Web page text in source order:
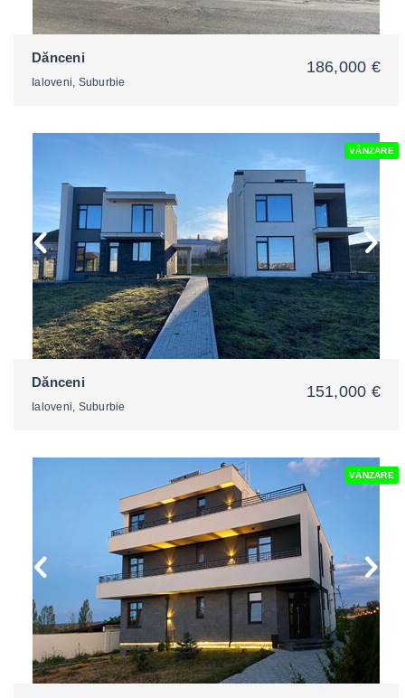
2
Dănceni
Ialoveni, Suburbie
186,000 €
VÂNZARE
Dănceni
Ialoveni, Suburbie
151,000 €
VÂNZARE